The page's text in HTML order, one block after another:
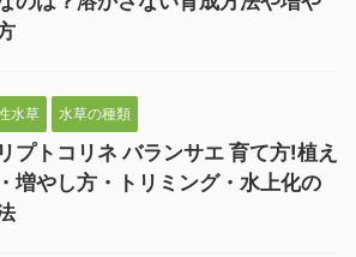
水草 水草の種類
プトコリネ バランサエ 育て方!植え
増やし方・トリミング・水上化の